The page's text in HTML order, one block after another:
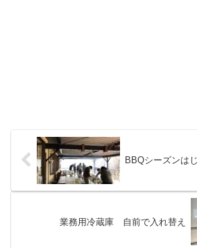
BBQシーズンは
業務用冷蔵庫 自前で入れ替え